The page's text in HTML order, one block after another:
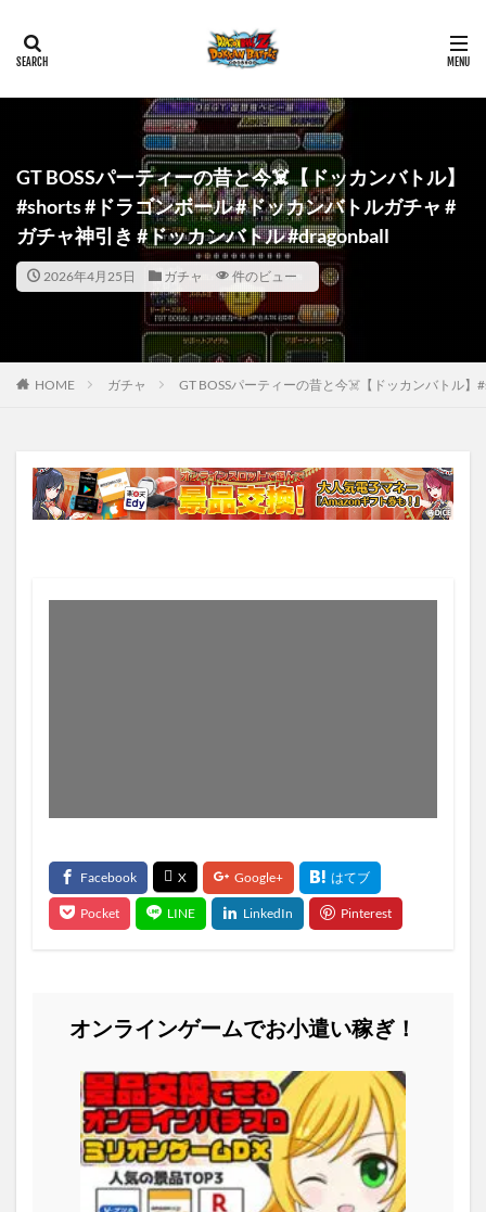
GT BOSSパーティーの昔と今☠️【ドッカンバトル】
#shorts #ドラゴンボール #ドッカンバトルガチャ #
ガチャ神引き #ドッカンバトル #dragonball
2026年4月25日 ガチャ 件のビュー
HOME ガチャ GT BOSSパーティーの昔と今☠️【ドッカンバトル
オンラインゲームでお小遣い稼ぎ！